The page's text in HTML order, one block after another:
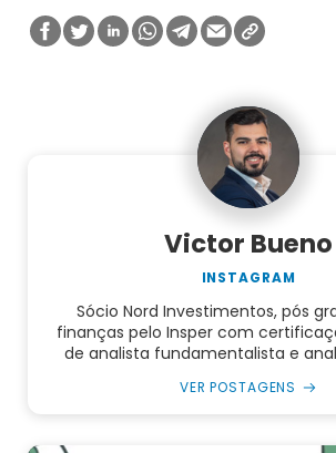
Victor Bueno
INSTAGRAM
Sócio Nord Investimentos, pós
finanças pelo Insper com
de analista fundamentalista e
VER POSTAGENS